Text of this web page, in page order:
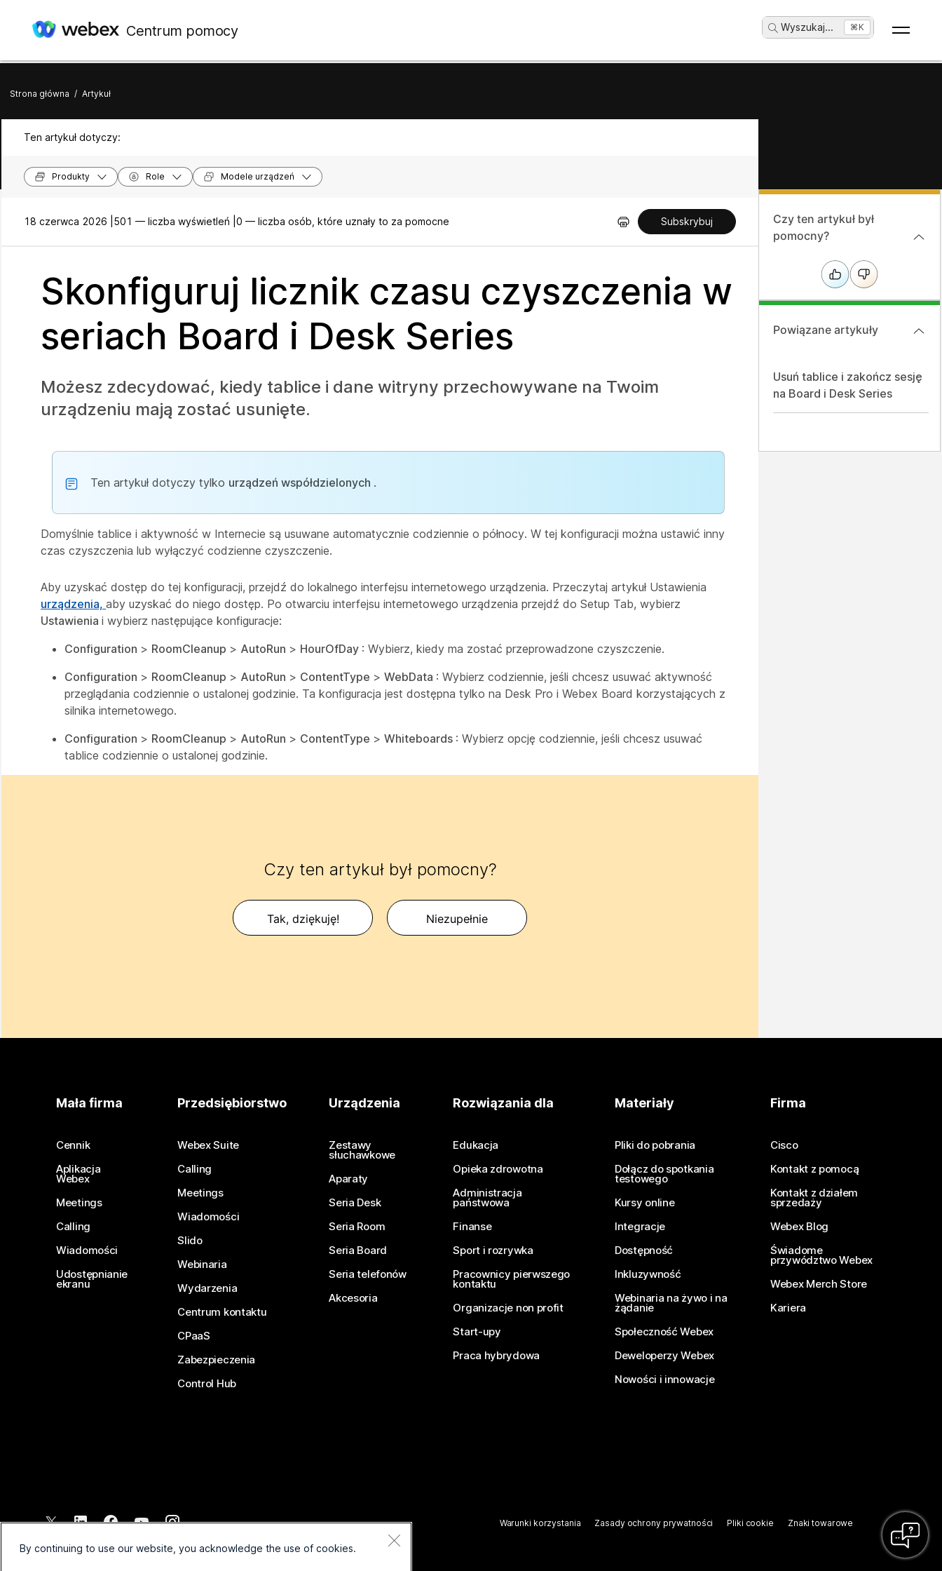
Centrum pomocy Wyszukaj... ⌘K
Strona główna / Artykuł
Ten artykuł dotyczy:
Produkty Role Modele urządzeń
18 czerwca 2026 | 501 — liczba wyświetleń | 0 — liczba osób, które uznały to za pomocne Subskrybuj
Skonfiguruj licznik czasu czyszczenia w
seriach Board i Desk Series
Możesz zdecydować, kiedy tablice i dane witryny przechowywane na Twoim
urządzeniu mają zostać usunięte.
Ten artykuł dotyczy tylko urządzeń współdzielonych .
Domyślnie tablice i aktywność w Internecie są usuwane automatycznie codziennie o północy. W tej konfiguracji można ustawić inny
czas czyszczenia lub wyłączyć codzienne czyszczenie.
Aby uzyskać dostęp do tej konfiguracji, przejdź do lokalnego interfejsu internetowego urządzenia. Przeczytaj artykuł Ustawienia
urządzenia, aby uzyskać do niego dostęp. Po otwarciu interfejsu internetowego urządzenia przejdź do Setup Tab, wybierz
Ustawienia i wybierz następujące konfiguracje:
Configuration > RoomCleanup > AutoRun > HourOfDay : Wybierz, kiedy ma zostać przeprowadzone czyszczenie.
Configuration > RoomCleanup > AutoRun > ContentType > WebData : Wybierz codziennie, jeśli chcesz usuwać aktywność
przeglądania codziennie o ustalonej godzinie. Ta konfiguracja jest dostępna tylko na Desk Pro i Webex Board korzystających z
silnika internetowego.
Configuration > RoomCleanup > AutoRun > ContentType > Whiteboards : Wybierz opcję codziennie, jeśli chcesz usuwać
tablice codziennie o ustalonej godzinie.
Czy ten artykuł był pomocny?
Tak, dziękuję! Niezupełnie
Czy ten artykuł był
pomocny?
Powiązane artykuły
Usuń tablice i zakończ sesję
na Board i Desk Series
Mała firma
Cennik
Aplikacja
Webex
Meetings
Calling
Wiadomości
Udostępnianie
ekranu
Przedsiębiorstwo
Webex Suite
Calling
Meetings
Wiadomości
Slido
Webinaria
Wydarzenia
Centrum kontaktu
CPaaS
Zabezpieczenia
Control Hub
Urządzenia
Zestawy
słuchawkowe
Aparaty
Seria Desk
Seria Room
Seria Board
Seria telefonów
Akcesoria
Rozwiązania dla
Edukacja
Opieka zdrowotna
Administracja
państwowa
Finanse
Sport i rozrywka
Pracownicy pierwszego
kontaktu
Organizacje non profit
Start-upy
Praca hybrydowa
Materiały
Pliki do pobrania
Dołącz do spotkania
testowego
Kursy online
Integracje
Dostępność
Inkluzywność
Webinaria na żywo i na
żądanie
Społeczność Webex
Deweloperzy Webex
Nowości i innowacje
Firma
Cisco
Kontakt z pomocą
Kontakt z działem
sprzedaży
Webex Blog
Świadome
przywództwo Webex
Webex Merch Store
Kariera
2026 Cisco lub podmioty zależne. Wszelkie prawa zastrzeżone.
Warunki korzystania Zasady ochrony prywatności Pliki cookie Znaki towarowe
By continuing to use our website, you acknowledge the use of cookies.